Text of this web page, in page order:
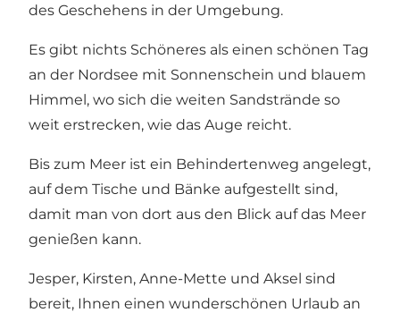
des Geschehens in der Umgebung.
Es gibt nichts Schöneres als einen schönen Tag
an der Nordsee mit Sonnenschein und blauem
Himmel, wo sich die weiten Sandstrände so
weit erstrecken, wie das Auge reicht.
Bis zum Meer ist ein Behindertenweg angelegt,
auf dem Tische und Bänke aufgestellt sind,
damit man von dort aus den Blick auf das Meer
genießen kann.
Jesper, Kirsten, Anne-Mette und Aksel sind
bereit, Ihnen einen wunderschönen Urlaub an